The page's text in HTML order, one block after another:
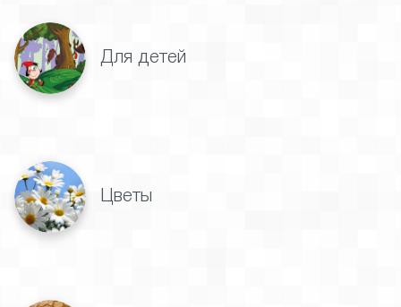
Для детей
Цветы